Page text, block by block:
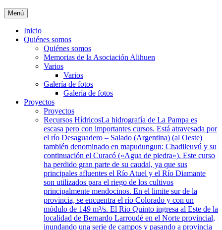
Menú
Inicio
Quiénes somos
Quiénes somos
Memorias de la Asociación Alihuen
Varios
Varios
Galería de fotos
Galería de fotos
Proyectos
Proyectos
Recursos HídricosLa hidrografía de La Pampa es
escasa pero con importantes cursos. Está atravesada por
el río Desaguadero – Salado (Argentina) (al Oeste)
también denominado en mapudungun: Chadileuvú y su
continuación el Curacó («Agua de piedra»). Este curso
ha perdido gran parte de su caudal, ya que sus
principales afluentes el Río Atuel y el Río Diamante
son utilizados para el riego de los cultivos
principalmente mendocinos. En el limite sur de la
provincia, se encuentra el río Colorado y con un
módulo de 149 m³/s. El Rio Quinto ingresa al Este de la
localidad de Bernardo Larroudé en el Norte provincial,
inundando una serie de campos y pasando a provincia